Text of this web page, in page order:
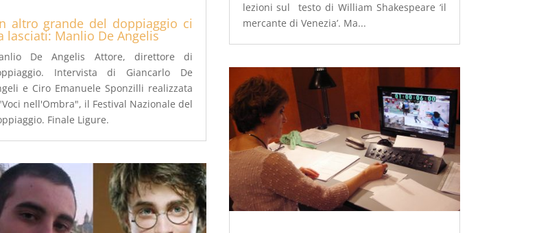
altro grande del doppiaggio ci
lasciati: Manlio De Angelis
De Angelis Attore, direttore di
Intervista di Giancarlo De
e Ciro Emanuele Sponzilli realizzata
nell'Ombra", il Festival Nazionale del
Finale Ligure.
lezioni sul testo di William Shakespeare ‘il
mercante di Venezia’. Ma...